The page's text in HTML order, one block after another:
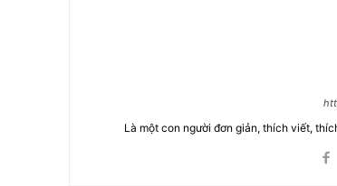
Là một con người đơn giản, thích viết,